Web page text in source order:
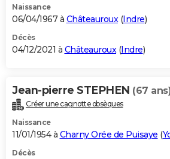
Naissance
06/04/1967 à Châteauroux(Indre)
Décès
04/12/2021 à Châteauroux(Indre)
Jean-pierre STEPHEN (67
Créer une cagnotte obsèques
Naissance
11/01/1954 à Charny Orée de Puisaye (
Décès